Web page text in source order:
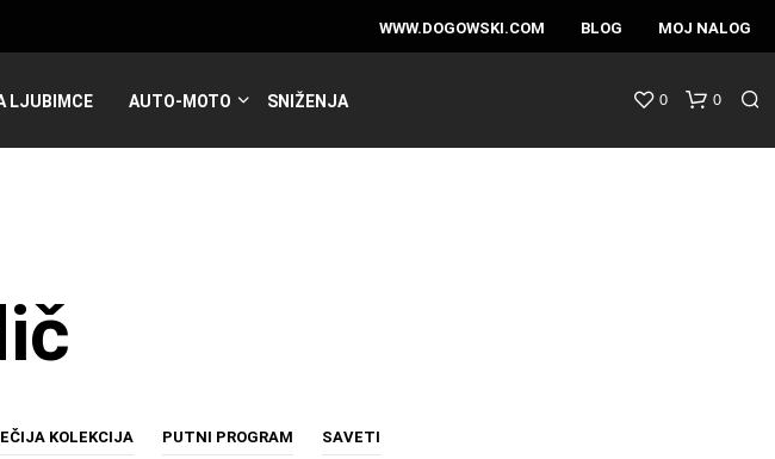
WWW.DOGOWSKI.COM BLOG MOJ NALOG
LJUBIMCE AUTO-MOTO SNIŽENJA 0 0
KOLEKCIJA PUTNI PROGRAM SAVETI